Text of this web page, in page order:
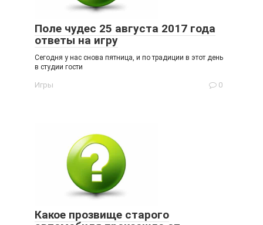
Поле чудес 25 августа 2017 года
ответы на игру
Сегодня у нас снова пятница, и по традиции в этот день
в студии гости
Игры 0
Какое прозвище старого